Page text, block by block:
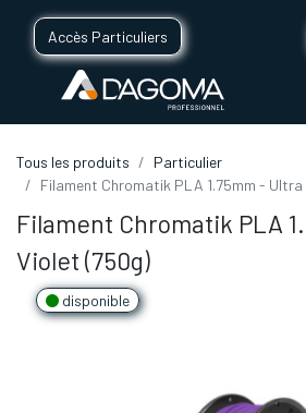
Accès Particuliers
Tous les produits
Particulier
Filament Chromatik PLA 1.75mm -
Filament Chromatik PLA
Violet (750g)
disponible